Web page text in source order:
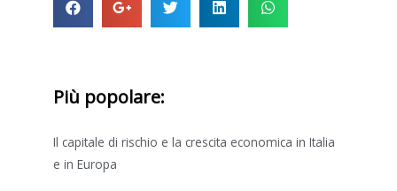
Più popolare:
Il capitale di rischio e la crescita economica in Italia
e in Europa